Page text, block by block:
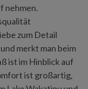
nehmen.
zum Detail
merkt man beim
ist im Hinblick auf
ist großartig,